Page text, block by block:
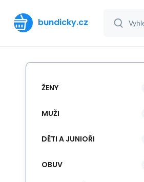
bundicky.cz
ŽENY
MUŽI
DĚTI A JUNIOŘI
OBUV